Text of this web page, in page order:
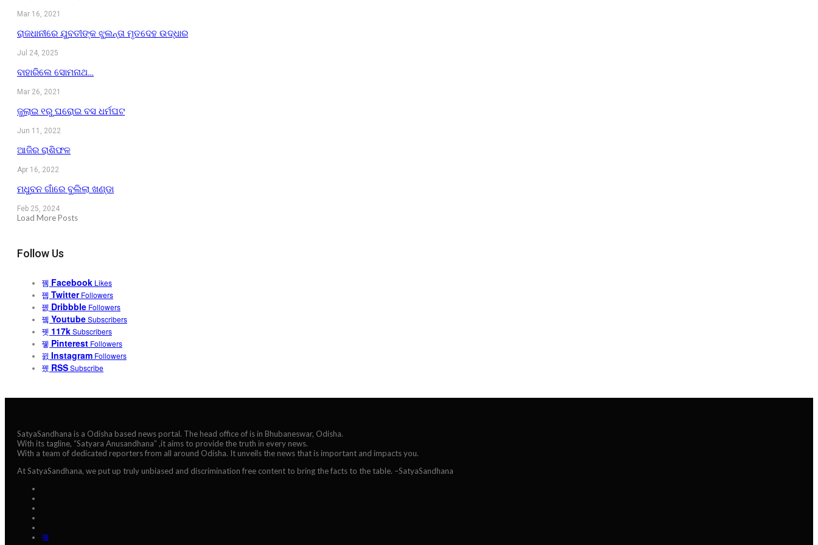
Mar 16, 2021
ରାଜଧାନୀରେ ଯୁବତୀଙ୍କ ଝୁଲନ୍ତା ମୃତଦେହ ଉଦ୍ଧାର
Jul 24, 2025
ବାହାରିଲେ ସୋମନାଥ…
Mar 26, 2021
ଜୁଲାଇ ୧ରୁ ଘରୋଇ ବସ ଧର୍ମଘଟ
Jun 11, 2022
ଆଜିର ରାଶିଫଳ
Apr 16, 2022
ମଧୁବନ ଗାଁରେ ବୁଲିଲା ଖଣ୍ଡା
Feb 25, 2024
Load More Posts
Follow Us
Facebook Likes
Twitter Followers
Dribbble Followers
YoutubeSubscribers
117kSubscribers
Pinterest Followers
Instagram Followers
RSSSubscribe
SatyaSandhana is a Odisha based news portal. The head office of is in Bhubaneswar, Odisha.
With its tagline, “Satyara Anusandhana” ,it aims to provide the truth in every news.
With a team of dedicated reporters from all around Odisha. It unveils the news that is important and impacts you.
At SatyaSandhana, we put up truly unbiased and discrimination free content to bring the facts to the table. –SatyaSandhana